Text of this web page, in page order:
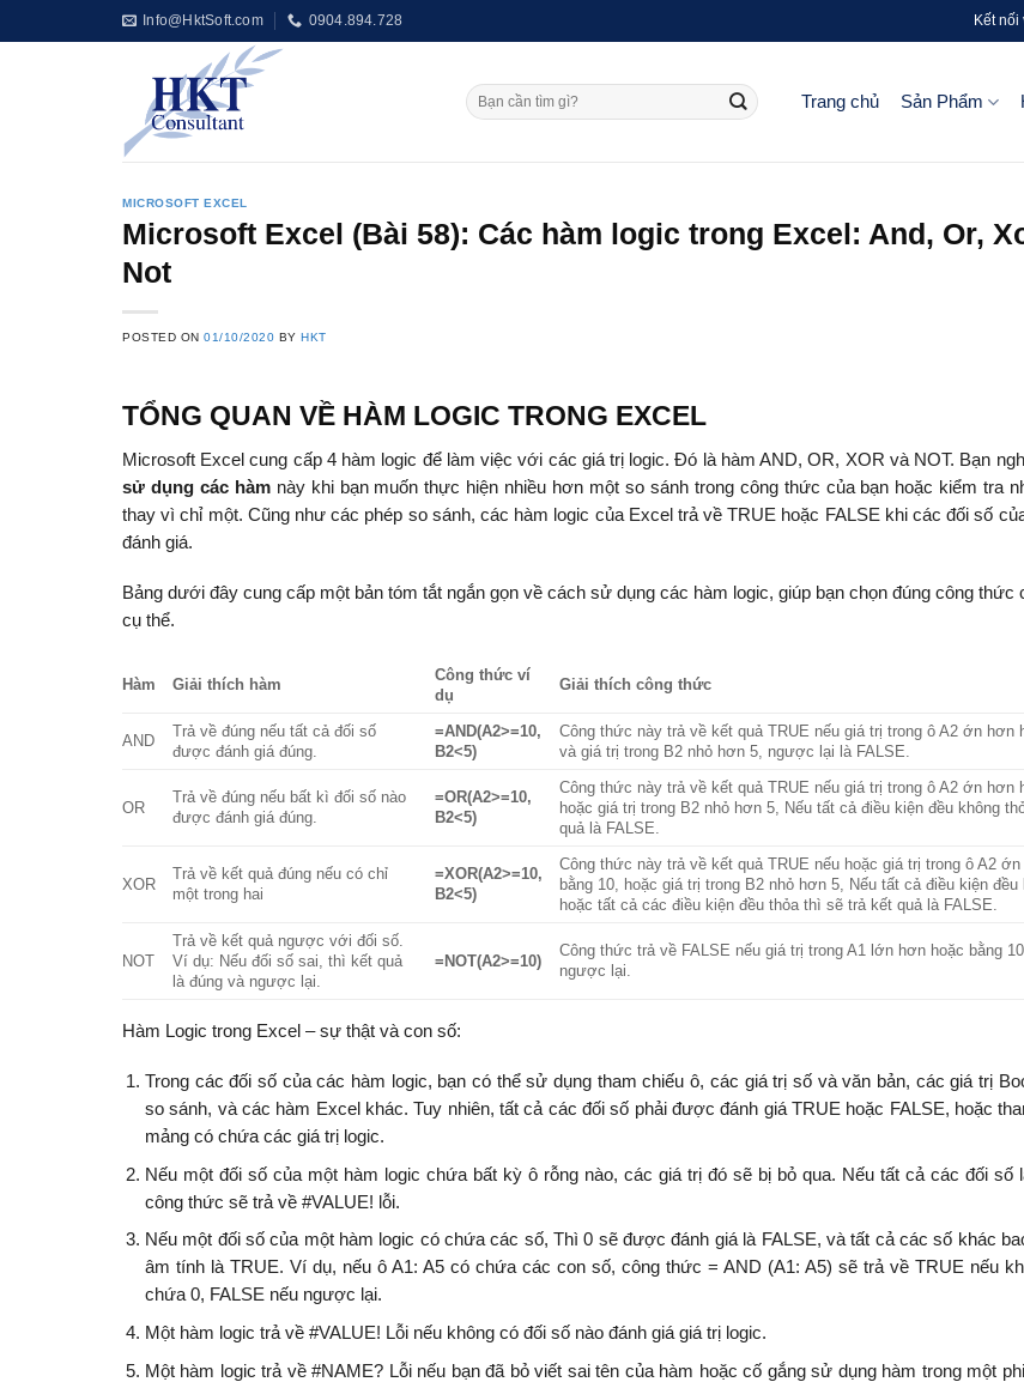
to
Info@HktSoft.com 0904.894.728 Kết
Trang chủ Sản Phẩm
MICROSOFT EXCEL
Microsoft Excel (Bài 58): Các hàm logic trong Excel: And, Or,
Not
POSTED ON01/10/2020 BYHKT
TỔNG QUAN VỀ HÀM LOGIC TRONG EXCEL
Microsoft Excel cung cấp 4 hàm logic để làm việc với các giá trị logic. Đó là hàm AND, OR, XOR và NOT. Bạn
sử dụng các hàmnày khi bạn muốn thực hiện nhiều hơn một so sánh trong công thức của bạn hoặc kiểm tra
thay vì chỉ một. Cũng như các phép so sánh, các hàm logic của Excel trả về TRUE hoặc FALSE khi các đối số
đánh giá.
Bảng dưới đây cung cấp một bản tóm tắt ngắn gọn về cách sử dụng các hàm logic, giúp bạn chọn đúng công thức
cụ thể.
Hàm Giải thích hàm
Công thức ví
dụ
Giải thích công thức
AND
Trả về đúng nếu tất cả đối số
được đánh giá đúng.
=AND(A2>=10,
B2<5)
Công thức này trả về kết quả TRUE nếu giá trị trong ô A2 ớn hơn
và giá trị trong B2 nhỏ hơn 5, ngược lại là FALSE.
OR
Trả về đúng nếu bất kì đối số nào
được đánh giá đúng.
=OR(A2>=10,
B2<5)
Công thức này trả về kết quả TRUE nếu giá trị trong ô A2 ớn hơn
hoặc giá trị trong B2 nhỏ hơn 5, Nếu tất cả điều kiện đều không
quả là FALSE.
XOR
Trả về kết quả đúng nếu có chỉ
một trong hai
=XOR(A2>=10,
B2<5)
Công thức này trả về kết quả TRUE nếu hoặc giá trị trong ô A2
bằng 10, hoặc giá trị trong B2 nhỏ hơn 5, Nếu tất cả điều kiện đều
hoặc tất cả các điều kiện đều thỏa thì sẽ trả kết quả là FALSE.
NOT
Trả về kết quả ngược với đối số.
Ví dụ: Nếu đối số sai, thì kết quả
là đúng và ngược lại.
=NOT(A2>=10)
Công thức trả về FALSE nếu giá trị trong A1 lớn hơn hoặc bằng
ngược lại.
Hàm Logic trong Excel – sự thật và con số:
Trong các đối số của các hàm logic, bạn có thể sử dụng tham chiếu ô, các giá trị số và văn bản, các giá trị
so sánh, và các hàm Excel khác. Tuy nhiên, tất cả các đối số phải được đánh giá TRUE hoặc FALSE, hoặc
mảng có chứa các giá trị logic.
Nếu một đối số của một hàm logic chứa bất kỳ ô rỗng nào, các giá trị đó sẽ bị bỏ qua. Nếu tất cả các đối số
công thức sẽ trả về #VALUE! lỗi.
Nếu một đối số của một hàm logic có chứa các số, Thì 0 sẽ được đánh giá là FALSE, và tất cả các số khác
âm tính là TRUE. Ví dụ, nếu ô A1: A5 có chứa các con số, công thức = AND (A1: A5) sẽ trả về TRUE nếu
chứa 0, FALSE nếu ngược lại.
Một hàm logic trả về #VALUE! Lỗi nếu không có đối số nào đánh giá giá trị logic.
Một hàm logic trả về #NAME? Lỗi nếu bạn đã bỏ viết sai tên của hàm hoặc cố gắng sử dụng hàm trong một